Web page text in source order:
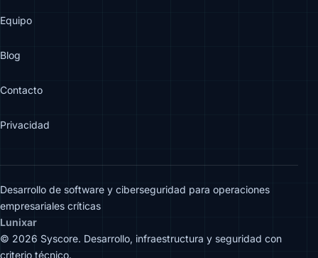
Equipo
Blog
Contacto
Privacidad
Desarrollo de software y ciberseguridad para operaciones
empresariales críticas
Lunixar
© 2026 Syscore. Desarrollo, infraestructura y seguridad con
criterio técnico.